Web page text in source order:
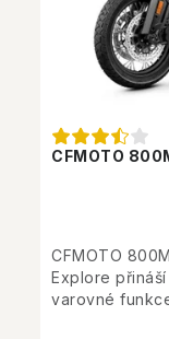
CFMOTO
CFMOTO
Explore
varovné